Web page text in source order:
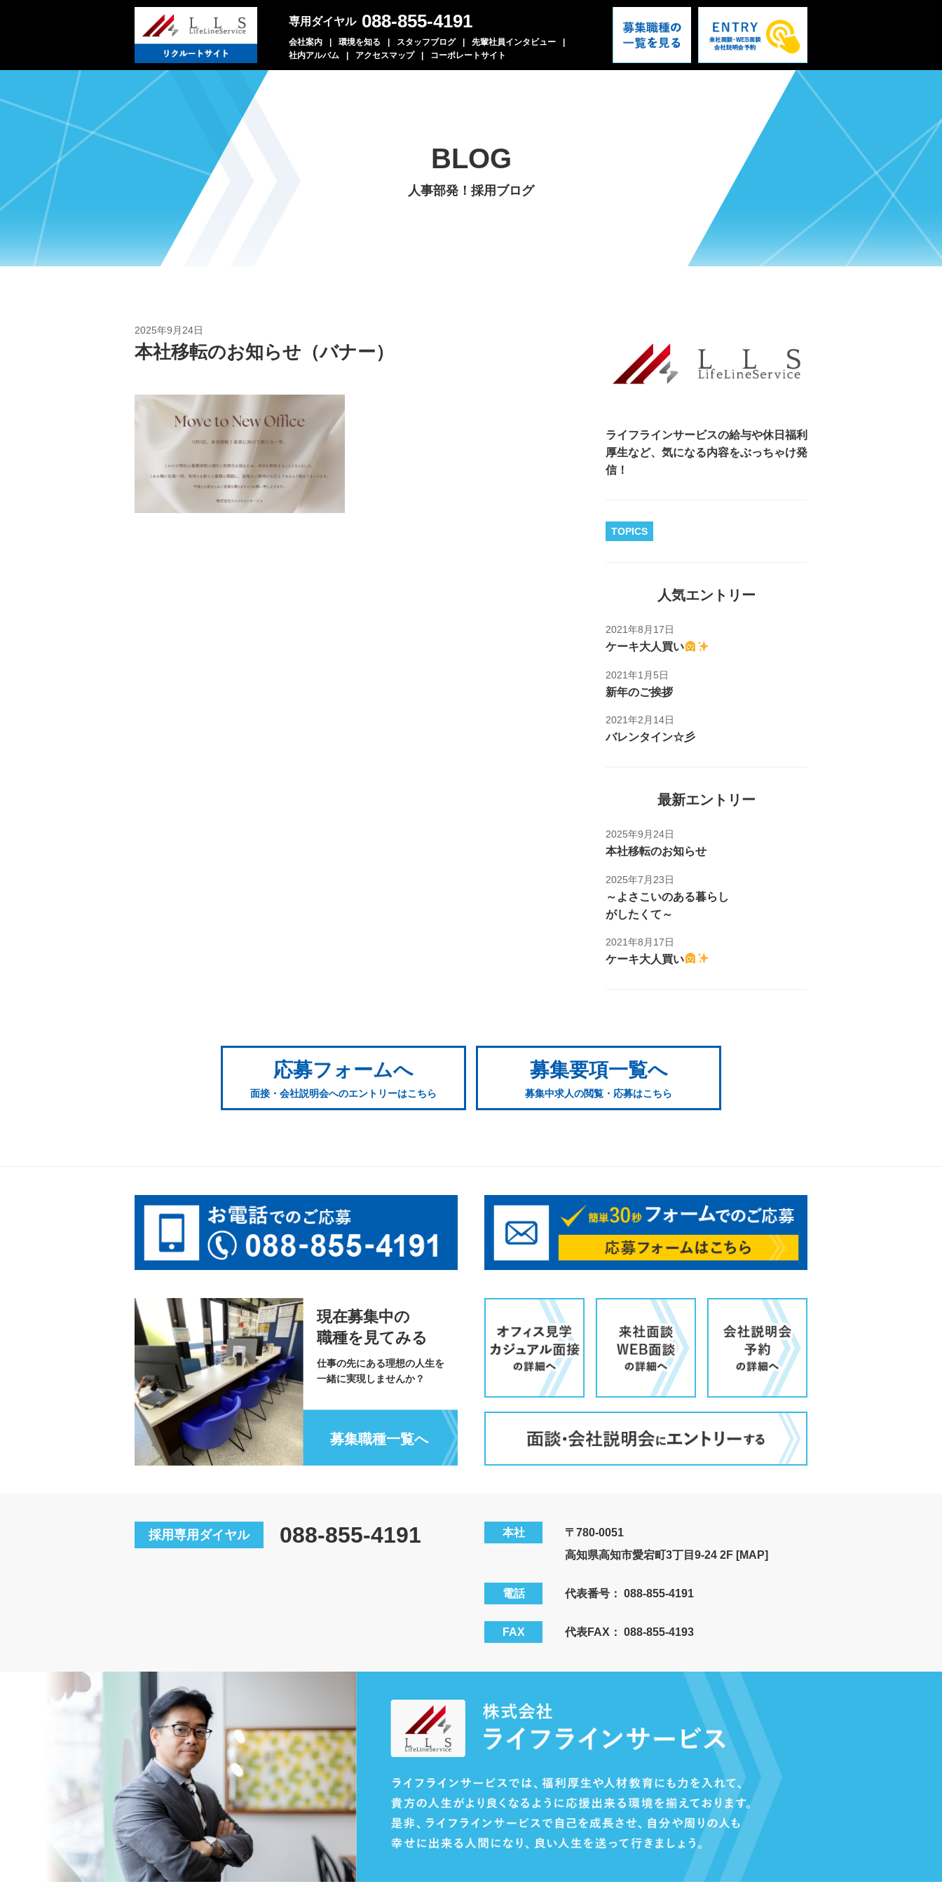
専用ダイヤル 088-855-4191
会社案内 環境を知る スタッフブログ
先輩社員インタビュー
社内アルバム
アクセスマップ コーポレートサイト
BLOG
人事部発！採用ブログ
2025年9月24日
本社移転のお知らせ（バナー）
ライフラインサービスの給与や休日福利
厚生など、気になる内容をぶっちゃけ発
信！
TOPICS
人気エントリー
2021年8月17日
ケーキ大人買い
2021年1月5日
新年のご挨拶
2021年2月14日
バレンタイン☆彡
最新エントリー
2025年9月24日
本社移転のお知らせ
2025年7月23日
～よさこいのある暮らし
がしたくて～
2021年8月17日
ケーキ大人買い
応募フォームへ
面接・会社説明会へのエントリーはこちら
募集要項一覧へ
募集中求人の閲覧・応募はこちら
現在募集中の
職種を見てみる
仕事の先にある理想の人生を
一緒に実現しませんか？
募集職種一覧へ
採用専用ダイヤル 088-855-4191 本社
〒780-0051
高知県高知市愛宕町3丁目9-24 2F [MAP]
電話 代表番号：088-855-4191
FAX 代表FAX： 088-855-4193